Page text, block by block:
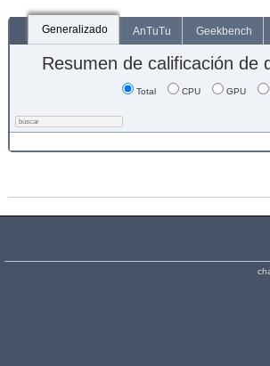
Generalizado AnTuTu Geekbench
Resumen de calificación de
Total CPU GPU